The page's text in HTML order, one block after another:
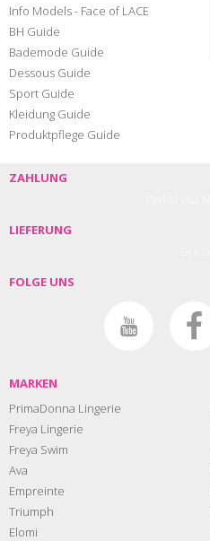
Info Models - Face of LACE
BH Guide
Bademode Guide
Dessous Guide
Sport Guide
Kleidung Guide
Produktpflege Guide
ZAHLUNG
LIEFERUNG
FOLGE UNS
MARKEN
PrimaDonna Lingerie
Freya Lingerie
Freya Swim
Ava
Empreinte
Triumph
Elomi